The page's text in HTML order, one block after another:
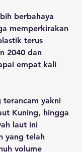
berbahaya
memperkirakan
terus
2040 dan
empat kali
terancam yakni
Kuning, hingga
laut ini
yang telah
volume